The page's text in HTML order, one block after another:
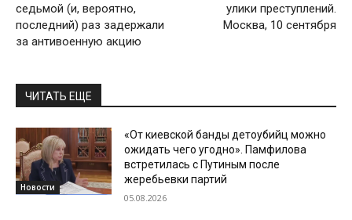
седьмой (и, вероятно,
последний) раз задержали
за антивоенную акцию
улики преступлений.
Москва, 10 сентября
ЧИТАТЬ ЕЩЕ
Новости
«От киевской банды детоубийц можно
ожидать чего угодно». Памфилова
встретилась с Путиным после
жеребьевки партий
05.08.2026